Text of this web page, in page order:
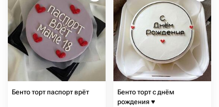
Бенто торт паспорт врёт
Бенто торт с днём
рождения ♥️